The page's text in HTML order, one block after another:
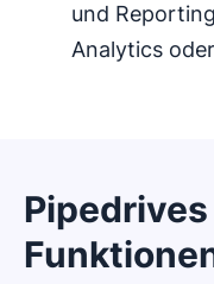
und
Analytics
Pipedrives